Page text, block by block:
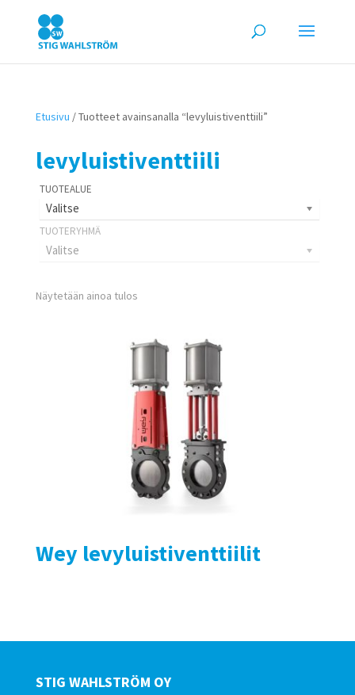
Etusivu / Tuotteet avainsanalla “levyluistiventtiili”
levyluistiventtiili
Valitse
Valitse
Näytetään ainoa tulos
Wey levyluistiventtiilit
STIG WAHLSTRÖM OY